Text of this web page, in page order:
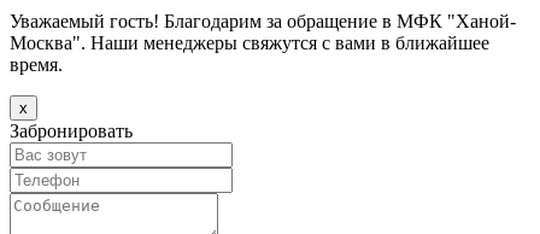
Уважаемый гость! Благодарим за обращение в МФК "Ханой-
Москва". Наши менеджеры свяжутся с вами в ближайшее
время.
х
Забронировать